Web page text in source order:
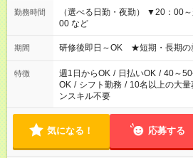
勤務時間
（選べる日勤・夜勤） ▼20：00
00 など
期間 研修後即日～OK ★短期・長期の
特徴 週1日からOK / 日払いOK / 40～
OK / シフト勤務 / 10名以上の大量
ンスキル不要
気になる！ 応募する